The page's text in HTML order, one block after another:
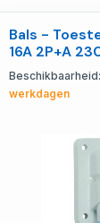
Bals -
16A 2P+A
Beschikbaarheid:
werkdagen